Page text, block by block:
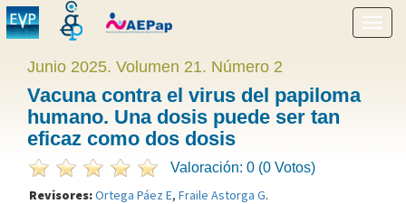
menú
Junio 2025. Volumen 21. Número 2
Vacuna contra el virus del papiloma
humano. Una dosis puede ser tan
eficaz como dos dosis
Valoración: 0 (0 Votos)
Revisores:Ortega Páez E, Fraile Astorga G.